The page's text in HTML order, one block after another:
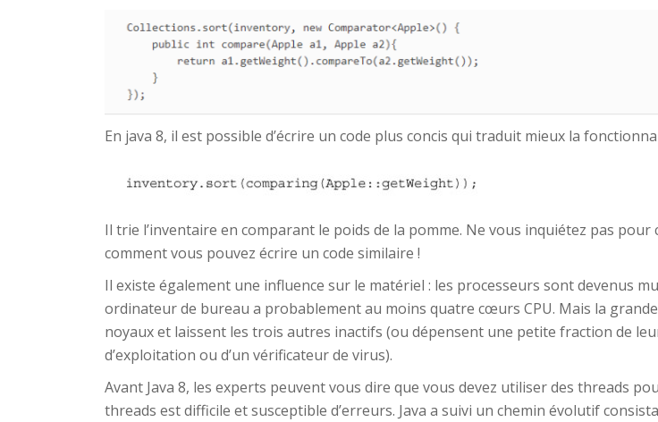
En java 8, il est possible d’écrire un code plus concis qui traduit mieux la
Il trie l’inventaire en comparant le poids de la pomme. Ne vous inquiétez pas
comment vous pouvez écrire un code similaire !
Il existe également une influence sur le matériel : les processeurs sont devenus
ordinateur de bureau a probablement au moins quatre cœurs CPU. Mais la
noyaux et laissent les trois autres inactifs (ou dépensent une petite fraction de
d’exploitation ou d’un vérificateur de virus).
Avant Java 8, les experts peuvent vous dire que vous devez utiliser des threads
threads est difficile et susceptible d’erreurs. Java a suivi un chemin évolutif